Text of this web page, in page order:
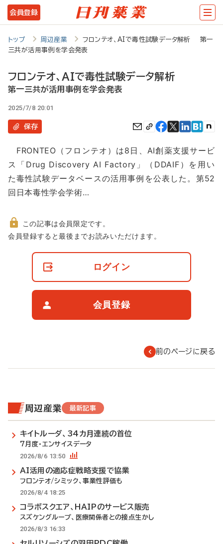
メ
イ
テ
ツ
に
動
会員登録
トップ 周辺産業
フロンテオ、AIで毒性試験データ解析 第一
三共が活用事例を学会発表
フロンテオ、AIで毒性試験データ解析
第一三共が活用事例を学会発表
2025/7/8 20:01
保存
FRONTEO（フロンテオ）は8日、AI創薬支援サービ
ス「Drug Discovery AI Factory」（DDAIF）を用い
た毒性試験データベースの活用事例を公表した。第52
回日本毒性学会学術…
非
この記事は会員限定です。
会員登録すると最後までお読みいただけます。
ログイン
会員登録
前のページに戻る
周辺産業 最新記事
キイトルーダ、34カ月連続の首位
7月度・エンサイスデータ
2026/8/6 13:50
AI活用の適応症戦略支援で協業
フロンテオ/シミック、事業性評価も
2026/8/4 18:25
コラボスクエア、HAIPのサービス販売
スズケングループ、医療関係者との接点生かし
2026/8/3 16:33